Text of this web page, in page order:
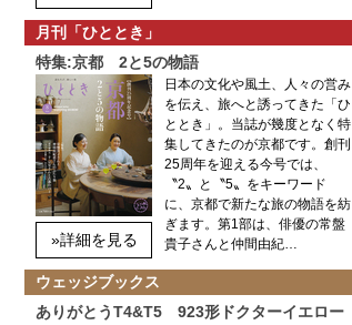
月刊「ひととき」
特集:京都 2と5の物語
»詳細を見る
日本の文化や風土、人々の営み
を伝え、旅へと誘ってきた「ひ
ととき」。当誌が幾度となく特
集してきたのが京都です。創刊
25周年を迎える今号では、
〝2〟と〝5〟をキーワード
に、京都で新たな旅の物語を紡
ぎます。第1部は、俳優の常盤
貴子さんと仲間由紀…
ウェッジブックス
ありがとうT4&T5 923形ドクターイエロー